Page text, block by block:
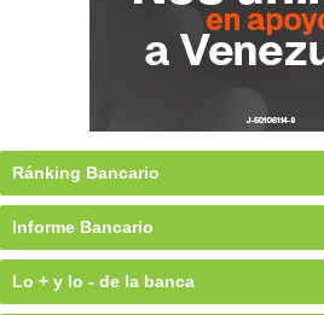
Ránking Bancario
Informe Bancario
Lo + y lo - de la banca